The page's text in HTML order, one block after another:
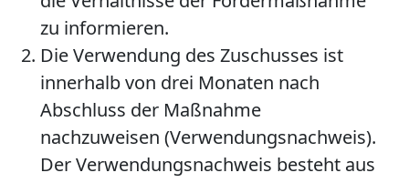
zu informieren.
Die Verwendung des Zuschusses ist
innerhalb von drei Monaten nach
Abschluss der Maßnahme
nachzuweisen (Verwendungsnachweis).
Der Verwendungsnachweis besteht aus